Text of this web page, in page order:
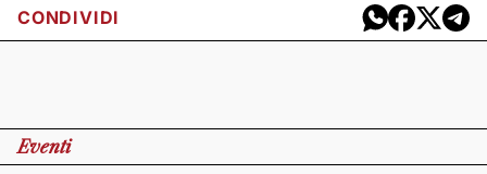
CONDIVIDI
Eventi